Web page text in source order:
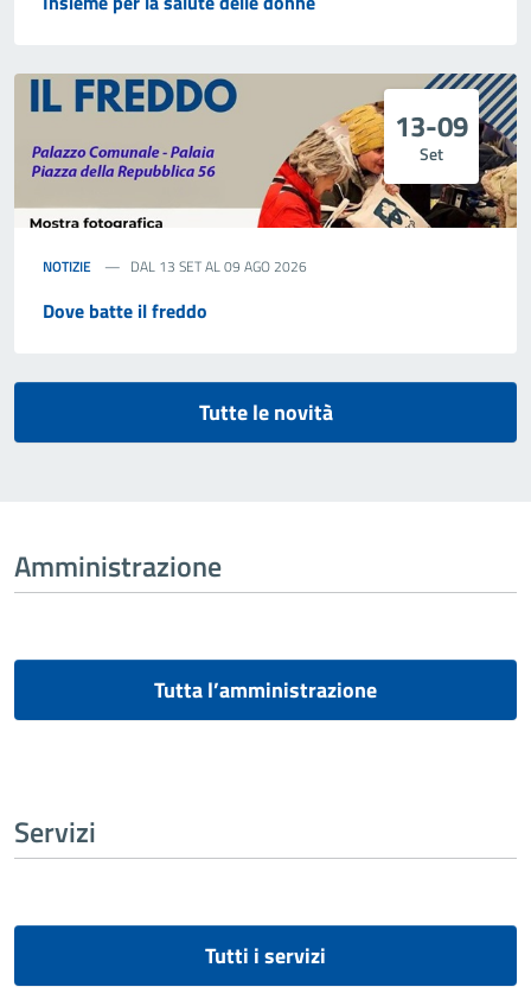
13-09
Set
NOTIZIE DAL 13 SET AL 09 AGO 2026
Dove batte il freddo
Tutte le novità
Amministrazione
Tutta l’amministrazione
Servizi
Tutti i servizi